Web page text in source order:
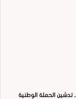
الحملة الوطنية